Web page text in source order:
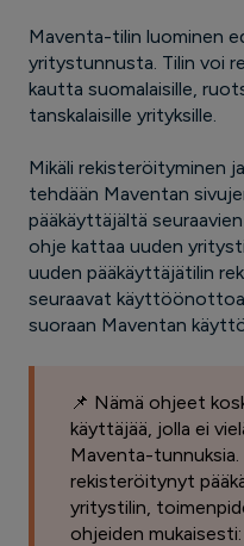
Maventa-tilin luominen
yritystunnusta. Tilin voi
kautta suomalaisille,
tanskalaisille yrityksille.
Mikäli rekisteröityminen
tehdään Maventan
pääkäyttäjältä
ohje kattaa uuden
uuden pääkäyttäjätilin
seuraavat
suoraan Maventan
📌 Nämä ohjeet
käyttäjää, jolla ei
Maventa-tunnuksia.
rekisteröitynyt
yritystilin,
ohjeiden mukaisesti: